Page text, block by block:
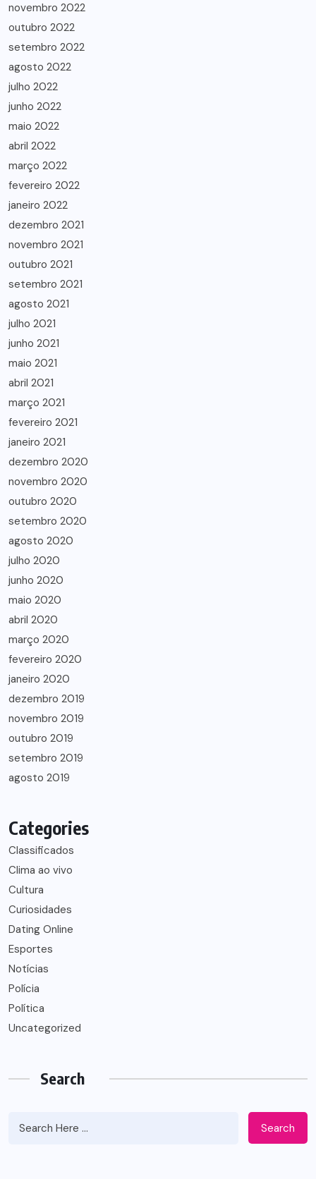
novembro 2022
outubro 2022
setembro 2022
agosto 2022
julho 2022
junho 2022
maio 2022
abril 2022
março 2022
fevereiro 2022
janeiro 2022
dezembro 2021
novembro 2021
outubro 2021
setembro 2021
agosto 2021
julho 2021
junho 2021
maio 2021
abril 2021
março 2021
fevereiro 2021
janeiro 2021
dezembro 2020
novembro 2020
outubro 2020
setembro 2020
agosto 2020
julho 2020
junho 2020
maio 2020
abril 2020
março 2020
fevereiro 2020
janeiro 2020
dezembro 2019
novembro 2019
outubro 2019
setembro 2019
agosto 2019
Categories
Classificados
Clima ao vivo
Cultura
Curiosidades
Dating Online
Esportes
Notícias
Polícia
Política
Uncategorized
Search
Search